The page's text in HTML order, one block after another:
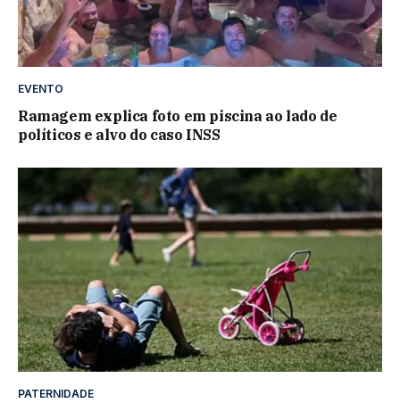
EVENTO
Ramagem explica foto em piscina ao lado de
políticos e alvo do caso INSS
PATERNIDADE